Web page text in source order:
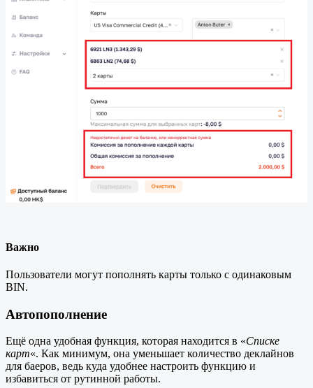
Важно
Пользователи могут пополнять карты только с одинаковым
BIN.
Автопополнение
Ещё одна удобная функция, которая находится в «Списке
карт«. Как минимум, она уменьшает количество деклайнов
для баеров, ведь куда удобнее настроить функцию и
избавиться от рутинной работы.